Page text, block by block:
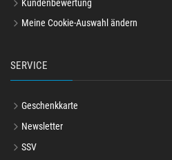
Kundenbewertung
Meine Cookie-Auswahl ändern
SERVICE
Geschenkkarte
Newsletter
SSV